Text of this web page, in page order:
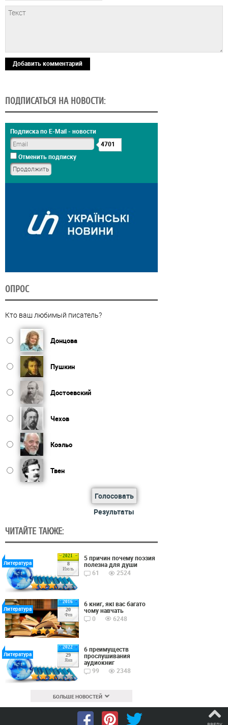
Добавить комментарий
ПОДПИСАТЬСЯ НА НОВОСТИ:
Подписка по E-Mail - новости
4701
Отменить подписку
ОПРОС
Кто ваш любимый писатель?
Донцова
Пушкин
Достоевский
Чехов
Коэльо
Твен
Голосовать
Результаты
ЧИТАЙТЕ ТАКЖЕ:
2021
8
Июль
Литература
5 причин почему поэзия
полезна для души
61
2524
2016
20
Фев
Литература
6 книг, які вас багато
чому навчать
0
6248
2022
29
Янв
Литература
6 преимуществ
прослушивания
аудиокниг
99
2348
БОЛЬШЕ НОВОСТЕЙ